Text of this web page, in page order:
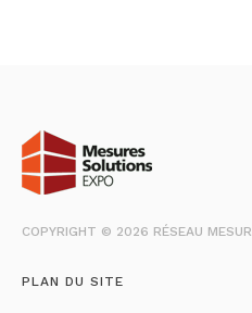
COPYRIGHT © 2026 RÉSEAU
PLAN DU SITE